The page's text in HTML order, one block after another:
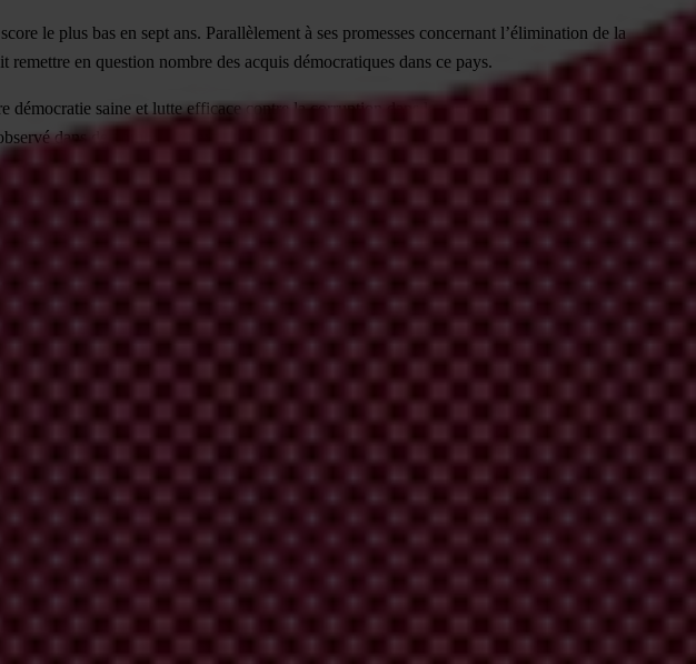
score le plus bas en sept ans. Parallèlement à ses promesses concernant l’élimination de la
en question nombre des acquis démocratiques dans ce pays.
saine et lutte efficace contre la corruption dans le secteur public. La corruption a
dans de nombreux pays, là où les politiciens populistes, peu démocrates, peuvent en
International appelle tous les gouvernements à :
politique, et veiller à ce qu’elles puissent fonctionner sans subir de pressions ;
à la lutte contre la corruption ;
publiques, en particulier au niveau local ;
sans faire l’objet d’intimidations ni de harcèlement.
des données de l’ Indice de démocratiede l’Economist Intelligence Unit, de l’
Indice de la
depuis 25 ans. Pour nous rejoindre, consultez le site Internet
International, est devenu le principal indicateur mondial de la corruption dans le secteur